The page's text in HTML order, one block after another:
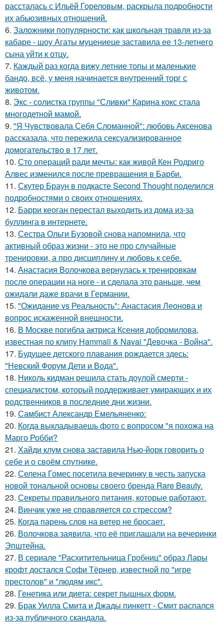
рассталась с Ильёй Гореловым, раскрыла подробности
их абьюзивных отношений.
6. Заложники популярности: как школьная травля из-за
кабаре - шоу Агаты муцениеце заставила ее 13-летнего
сына уйти к отцу.
7. Каждый раз когда вижу летние топы и маленькие
бандо, всё, у меня начинается внутренний торг с
животом.
8. Экс - солистка группы "Сливки" Карина кокс стала
многодетной мамой.
9. "Я Чувствовала Себя Сломанной": любовь Аксенова
рассказала, что пережила сексуализированное
домогательство в 17 лет.
10. Сто операций ради мечты: как живой Кен Родриго
Алвес изменился после превращения в Барби.
11. Скутер Браун в подкасте Second Thought поделился
подробностями о своих отношениях.
12. Барри кеоган перестал выходить из дома из-за
буллинга в интернете.
13. Сестра Ольги Бузовой снова напомнила, что
активный образ жизни - это не про случайные
тренировки, а про дисциплину и любовь к себе.
14. Анастасия Волочкова вернулась к тренировкам
после операции на ноге - и сделала это раньше, чем
ожидали даже врачи в Германии.
15. "Ожидание vs Реальность": Анастасия Леонова и
вопрос искаженной внешности.
16. В Москве погибла актриса Ксения добромилова,
известная по клипу Hammali & Navai "Девочка - Война".
17. Будущее детского плавания рождается здесь:
"Невский Форум Дети и Вода".
18. Николь кидман решила стать доулой смерти -
специалистом, который поддерживает умирающих и их
родственников в последние дни жизни.
19. Самбист Александр Емельяненко:
20. Когда выкладываешь фото с вопросом "я похожа на
Марго Робби?
21. Хайди клум снова заставила Нью-йорк говорить о
себе и о своём спутнике.
22. Селена Гомес посетила вечеринку в честь запуска
новой тональной основы своего бренда Rare Beauty.
23. Секреты правильного питания, которые работают.
24. Винчик уже не справляется со стрессом?
25. Когда парень слов на ветер не бросает.
26. Волочкова заявила, что её приглашали на вечеринки
Эпштейна.
27. В сериале "Расхитительница Гробниц" образ Лары
крофт достался Софи Тёрнер, известной по "игре
престолов" и "людям икс".
28. Генетика или диета: секрет пышных форм.
29. Брак Уилла Смита и Джады пинкетт - Смит распался
из-за публичного скандала.